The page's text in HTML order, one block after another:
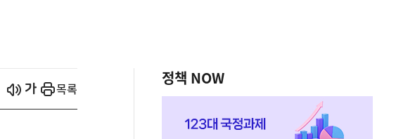
시작
열기 목록
정책 NOW